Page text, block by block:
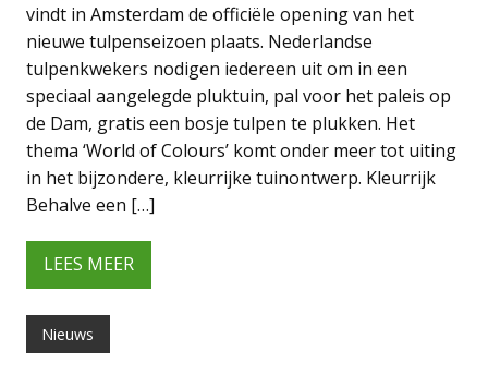
vindt in Amsterdam de officiële opening van het
nieuwe tulpenseizoen plaats. Nederlandse
tulpenkwekers nodigen iedereen uit om in een
speciaal aangelegde pluktuin, pal voor het paleis op
de Dam, gratis een bosje tulpen te plukken. Het
thema ‘World of Colours’ komt onder meer tot uiting
in het bijzondere, kleurrijke tuinontwerp. Kleurrijk
Behalve een […]
LEES MEER
Nieuws